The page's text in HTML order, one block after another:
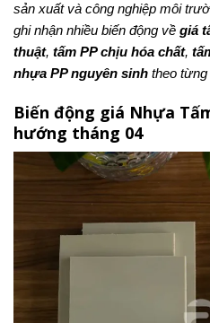
sản xuất và công nghiệp môi
ghi nhận nhiều biến động về giá
thuật, tấm PP chịu hóa chất,
nhựa PP nguyên sinh theo
Biến động giá Nhựa
hướng tháng 04